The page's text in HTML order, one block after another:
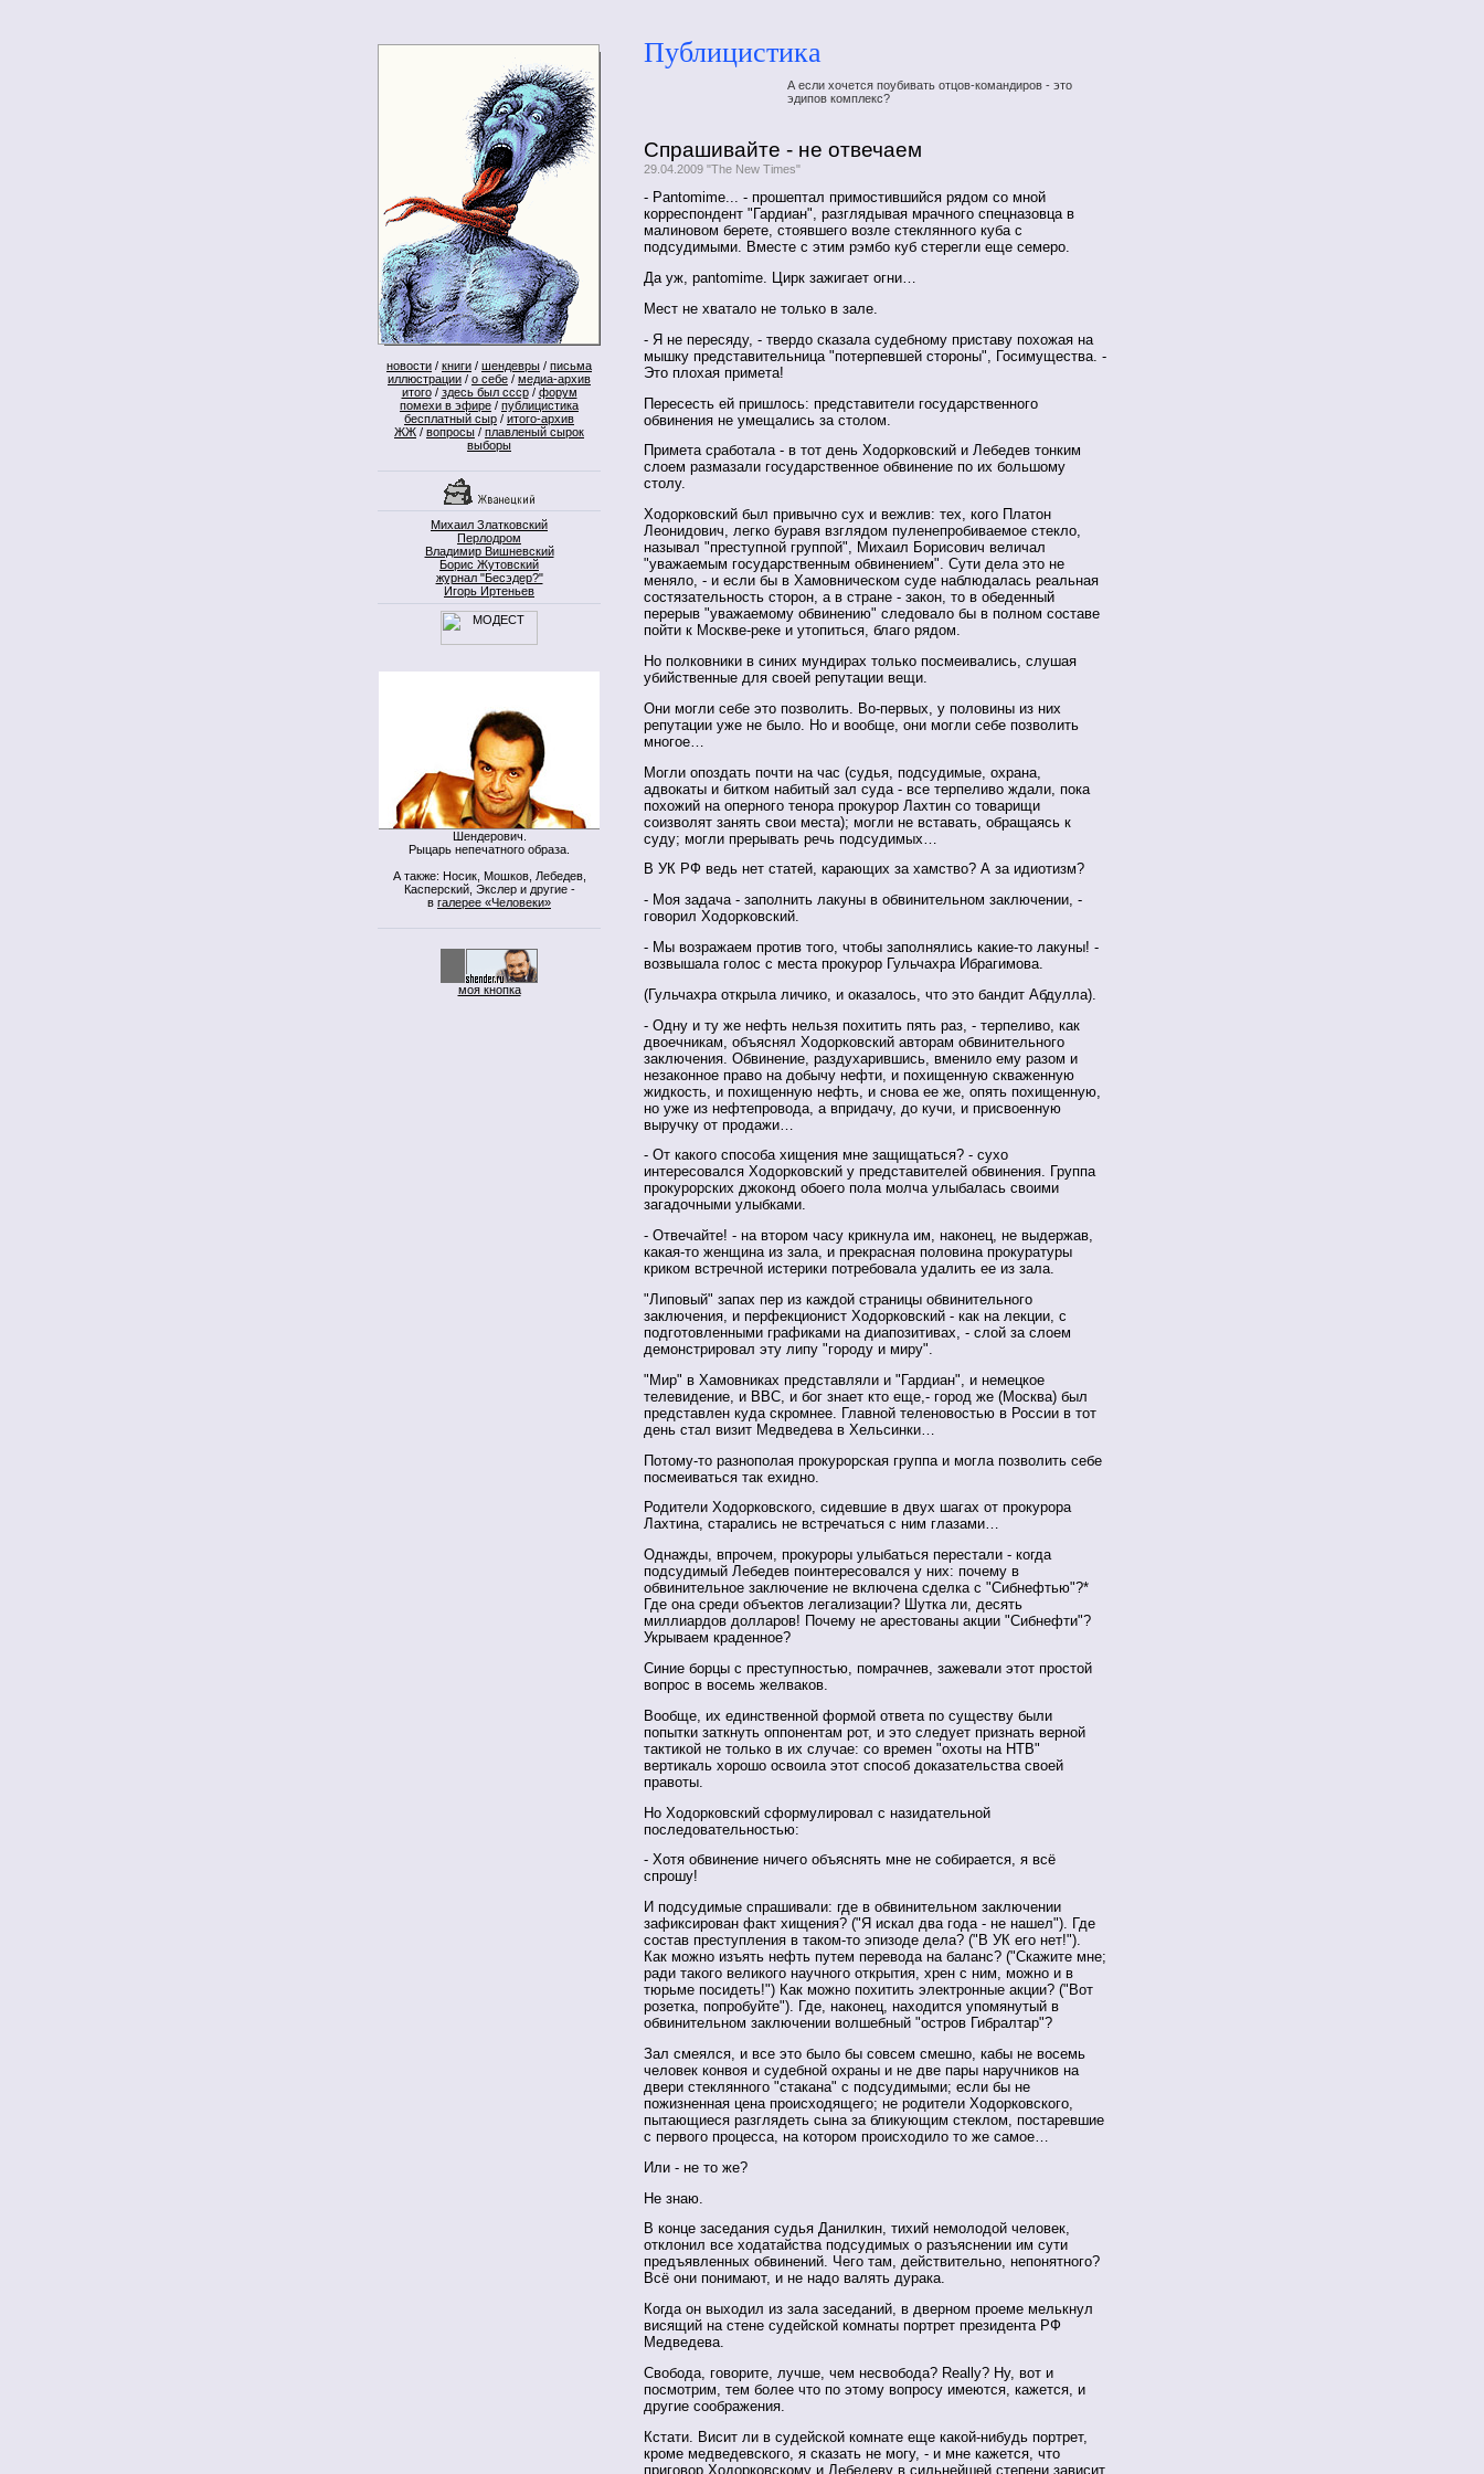
новости / книги / шендевры / письма
иллюстрации / о себе / медиа-архив
итого/ здесь был ссср/ форум
помехи в эфире / публицистика
бесплатный сыр / итого-архив
ЖЖ / вопросы / плавленый сырок
выборы
Михаил Златковский
Перлодром
Владимир Вишневский
Борис Жутовский
журнал "Бесэдер?"
Игорь Иртеньев
Шендерович.
Рыцарь непечатного образа.
А также: Носик, Мошков, Лебедев,
Касперский, Экслер и другие -
в галерее «Человеки»
моя кнопка
Публицистика
А если хочется поубивать отцов-командиров - это
эдипов комплекс?
Спрашивайте - не отвечаем
29.04.2009 "The New Times"
- Pantomime... - прошептал примостившийся рядом со мной
корреспондент "Гардиан", разглядывая мрачного спецназовца в
малиновом берете, стоявшего возле стеклянного куба с
подсудимыми. Вместе с этим рэмбо куб стерегли еще семеро.
Да уж, pantomime. Цирк зажигает огни…
Мест не хватало не только в зале.
- Я не пересяду, - твердо сказала судебному приставу похожая на
мышку представительница "потерпевшей стороны", Госимущества. -
Это плохая примета!
Пересесть ей пришлось: представители государственного
обвинения не умещались за столом.
Примета сработала - в тот день Ходорковский и Лебедев тонким
слоем размазали государственное обвинение по их большому
столу.
Ходорковский был привычно сух и вежлив: тех, кого Платон
Леонидович, легко буравя взглядом пуленепробиваемое стекло,
называл "преступной группой", Михаил Борисович величал
"уважаемым государственным обвинением". Сути дела это не
меняло, - и если бы в Хамовническом суде наблюдалась реальная
состязательность сторон, а в стране - закон, то в обеденный
перерыв "уважаемому обвинению" следовало бы в полном составе
пойти к Москве-реке и утопиться, благо рядом.
Но полковники в синих мундирах только посмеивались, слушая
убийственные для своей репутации вещи.
Они могли себе это позволить. Во-первых, у половины из них
репутации уже не было. Но и вообще, они могли себе позволить
многое…
Могли опоздать почти на час (судья, подсудимые, охрана,
адвокаты и битком набитый зал суда - все терпеливо ждали, пока
похожий на оперного тенора прокурор Лахтин со товарищи
соизволят занять свои места); могли не вставать, обращаясь к
суду; могли прерывать речь подсудимых…
В УК РФ ведь нет статей, карающих за хамство? А за идиотизм?
- Моя задача - заполнить лакуны в обвинительном заключении, -
говорил Ходорковский.
- Мы возражаем против того, чтобы заполнялись какие-то лакуны! -
возвышала голос с места прокурор Гульчахра Ибрагимова.
(Гульчахра открыла личико, и оказалось, что это бандит Абдулла).
- Одну и ту же нефть нельзя похитить пять раз, - терпеливо, как
двоечникам, объяснял Ходорковский авторам обвинительного
заключения. Обвинение, раздухарившись, вменило ему разом и
незаконное право на добычу нефти, и похищенную скваженную
жидкость, и похищенную нефть, и снова ее же, опять похищенную,
но уже из нефтепровода, а впридачу, до кучи, и присвоенную
выручку от продажи…
- От какого способа хищения мне защищаться? - сухо
интересовался Ходорковский у представителей обвинения. Группа
прокурорских джоконд обоего пола молча улыбалась своими
загадочными улыбками.
- Отвечайте! - на втором часу крикнула им, наконец, не выдержав,
какая-то женщина из зала, и прекрасная половина прокуратуры
криком встречной истерики потребовала удалить ее из зала.
"Липовый" запах пер из каждой страницы обвинительного
заключения, и перфекционист Ходорковский - как на лекции, с
подготовленными графиками на диапозитивах, - слой за слоем
демонстрировал эту липу "городу и миру".
"Мир" в Хамовниках представляли и "Гардиан", и немецкое
телевидение, и ВВС, и бог знает кто еще,- город же (Москва) был
представлен куда скромнее. Главной теленовостью в России в тот
день стал визит Медведева в Хельсинки…
Потому-то разнополая прокурорская группа и могла позволить себе
посмеиваться так ехидно.
Родители Ходорковского, сидевшие в двух шагах от прокурора
Лахтина, старались не встречаться с ним глазами…
Однажды, впрочем, прокуроры улыбаться перестали - когда
подсудимый Лебедев поинтересовался у них: почему в
обвинительное заключение не включена сделка с "Сибнефтью"?*
Где она среди объектов легализации? Шутка ли, десять
миллиардов долларов! Почему не арестованы акции "Сибнефти"?
Укрываем краденное?
Синие борцы с преступностью, помрачнев, зажевали этот простой
вопрос в восемь желваков.
Вообще, их единственной формой ответа по существу были
попытки заткнуть оппонентам рот, и это следует признать верной
тактикой не только в их случае: со времен "охоты на НТВ"
вертикаль хорошо освоила этот способ доказательства своей
правоты.
Но Ходорковский сформулировал с назидательной
последовательностью:
- Хотя обвинение ничего объяснять мне не собирается, я всё
спрошу!
И подсудимые спрашивали: где в обвинительном заключении
зафиксирован факт хищения? ("Я искал два года - не нашел"). Где
состав преступления в таком-то эпизоде дела? ("В УК его нет!").
Как можно изъять нефть путем перевода на баланс? ("Скажите мне;
ради такого великого научного открытия, хрен с ним, можно и в
тюрьме посидеть!") Как можно похитить электронные акции? ("Вот
розетка, попробуйте"). Где, наконец, находится упомянутый в
обвинительном заключении волшебный "остров Гибралтар"?
Зал смеялся, и все это было бы совсем смешно, кабы не восемь
человек конвоя и судебной охраны и не две пары наручников на
двери стеклянного "стакана" с подсудимыми; если бы не
пожизненная цена происходящего; не родители Ходорковского,
пытающиеся разглядеть сына за бликующим стеклом, постаревшие
с первого процесса, на котором происходило то же самое…
Или - не то же?
Не знаю.
В конце заседания судья Данилкин, тихий немолодой человек,
отклонил все ходатайства подсудимых о разъяснении им сути
предъявленных обвинений. Чего там, действительно, непонятного?
Всё они понимают, и не надо валять дурака.
Когда он выходил из зала заседаний, в дверном проеме мелькнул
висящий на стене судейской комнаты портрет президента РФ
Медведева.
Свобода, говорите, лучше, чем несвобода? Really? Ну, вот и
посмотрим, тем более что по этому вопросу имеются, кажется, и
другие соображения.
Кстати. Висит ли в судейской комнате еще какой-нибудь портрет,
кроме медведевского, я сказать не могу, - и мне кажется, что
приговор Ходорковскому и Лебедеву в сильнейшей степени зависит